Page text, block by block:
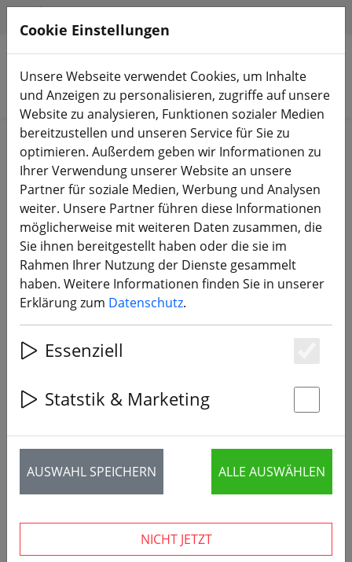
Produkte suchen
Start FPV Drohnen RTF, BNF & PNP
GEPRC DarkStar22 DJI O4 Pro
CineWhoop Quadcopter Drohne 3S
PNP
‹ ›
Cookie Einstellungen
Unsere Webseite verwendet Cookies, um Inhalte
und Anzeigen zu personalisieren, zugriffe auf unsere
Website zu analysieren, Funktionen sozialer Medien
bereitzustellen und unseren Service für Sie zu
optimieren. Außerdem geben wir Informationen zu
Ihrer Verwendung unserer Website an unsere
Partner für soziale Medien, Werbung und Analysen
weiter. Unsere Partner führen diese Informationen
möglicherweise mit weiteren Daten zusammen, die
Sie ihnen bereitgestellt haben oder die sie im
Rahmen Ihrer Nutzung der Dienste gesammelt
haben. Weitere Informationen finden Sie in unserer
Erklärung zum Datenschutz.
Essenziell
Statstik & Marketing
AUSWAHL SPEICHERN ALLE AUSWÄHLEN
NICHT JETZT